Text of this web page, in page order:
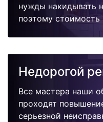
нужды накидывать
поэтому стоимость
Недорогой
Все мастера наши
проходят
серьезной